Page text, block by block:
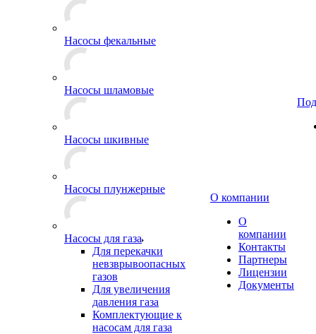
Насосы фекальные
Насосы шламовые
Насосы шкивные
Насосы плунжерные
Насосы для газа
Для перекачки
невзврывоопасных
газов
Для увеличения
давления газа
Комплектующие к
насосам для газа
О компании
О
компании
Контакты
Партнеры
Лицензии
Документы